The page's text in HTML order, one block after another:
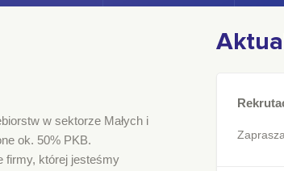
w sektorze Małych i
ok. 50% PKB.
firmy, której jesteśmy